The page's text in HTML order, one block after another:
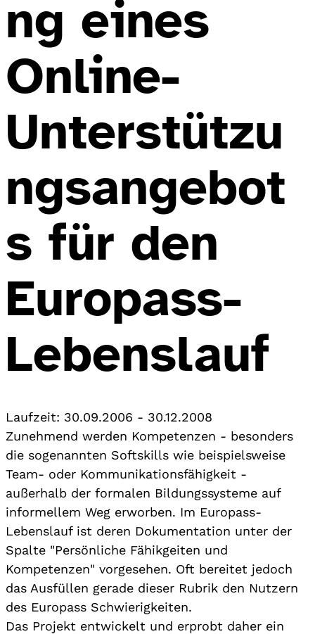
ng eines
Online-
Unterstützu
ngsangebot
s für den
Europass-
Lebenslauf
Laufzeit: 30.09.2006 - 30.12.2008
Zunehmend werden Kompetenzen - besonders
die sogenannten Softskills wie beispielsweise
Team- oder Kommunikationsfähigkeit -
außerhalb der formalen Bildungssysteme auf
informellem Weg erworben. Im Europass-
Lebenslauf ist deren Dokumentation unter der
Spalte "Persönliche Fähikgeiten und
Kompetenzen" vorgesehen. Oft bereitet jedoch
das Ausfüllen gerade dieser Rubrik den Nutzern
des Europass Schwierigkeiten.
Das Projekt entwickelt und erprobt daher ein